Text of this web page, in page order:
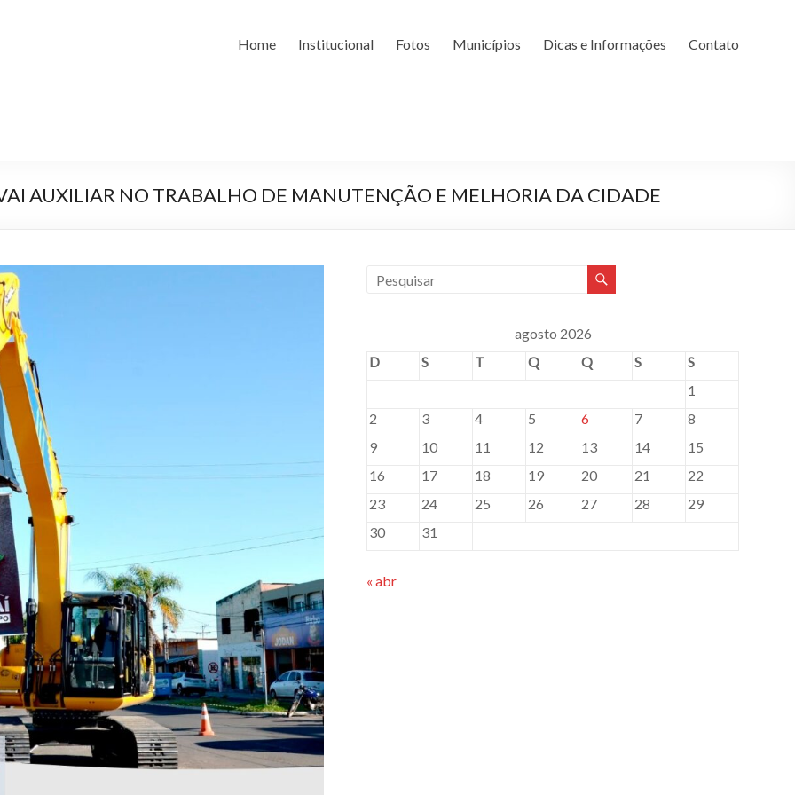
Home Institucional Fotos Municípios Dicas e Informações Contato
AUXILIAR NO TRABALHO DE MANUTENÇÃO E MELHORIA DA CIDADE
agosto 2026
D
S T Q Q S
S
1
2
3 4 5 6 7
8
9
10 11 12 13 14
15
16
17 18 19 20 21
22
23
24 25 26 27 28
29
30
31
« abr